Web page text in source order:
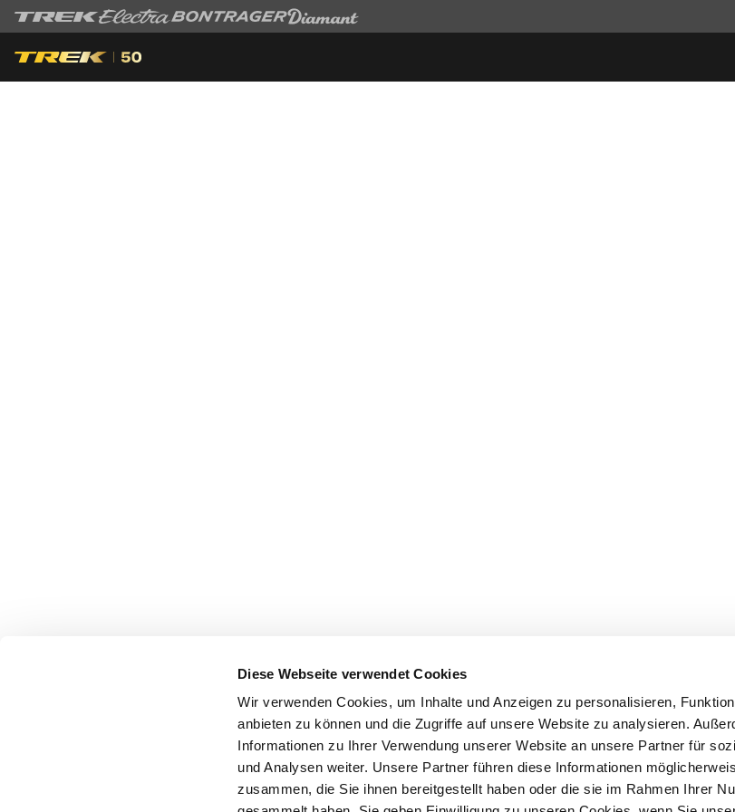
Diese Webseite verwendet Cookies
Wir verwenden Cookies, um Inhalte und Anzeigen zu personalisieren,
anbieten zu können und die Zugriffe auf unsere Website zu analysieren.
Informationen zu Ihrer Verwendung unserer Website an unsere Partner für
und Analysen weiter. Unsere Partner führen diese Informationen
zusammen, die Sie ihnen bereitgestellt haben oder die sie im Rahmen Ihrer